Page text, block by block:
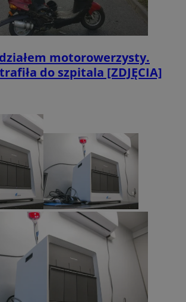
motorowerzysty.
do szpitala [ZDJĘCIA]